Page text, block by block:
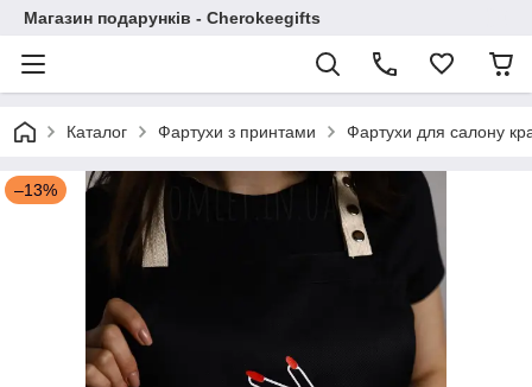
Магазин подарунків - Cherokeegifts
Каталог Фартухи з принтами Фартухи для салону
–13%